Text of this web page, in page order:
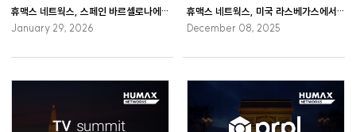
휴맥스 네트웍스, 스페인 바르셀로나에서 열리는 MWC Barcelona 2026 참가
January 29, 2026
휴맥스 네트웍스, 미국 라스베가스에서 개최하는 CES 2026 참가
December 08, 2025